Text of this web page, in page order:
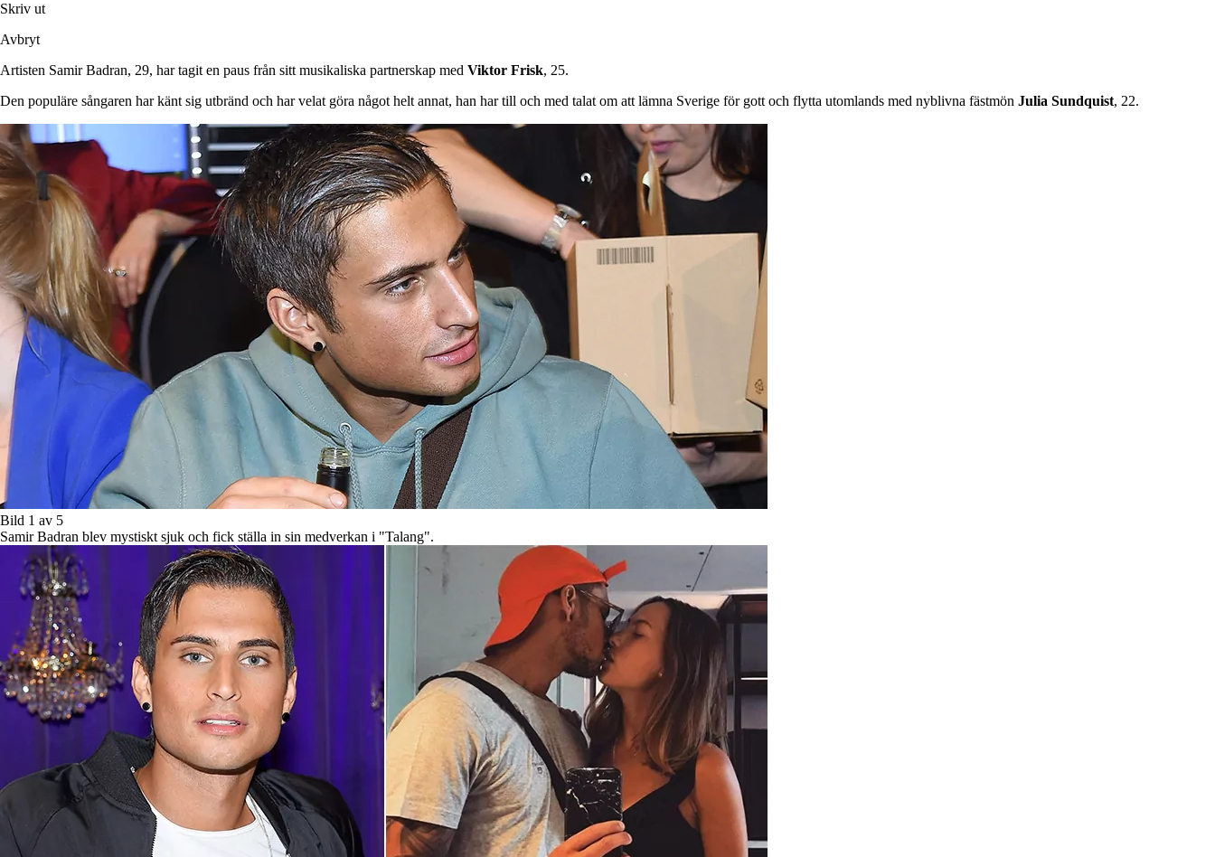
Skriv ut
Avbryt
Artisten Samir Badran, 29, har tagit en paus från sitt musikaliska partnerskap med Viktor Frisk, 25.
Den populäre sångaren har känt sig utbränd och har velat göra något helt annat, han har till och med talat om att lämna Sverige för gott och flytta utomlands med nyblivna fästmön Julia Sundquist, 22.
Bild 1 av 5
Samir Badran blev mystiskt sjuk och fick ställa in sin medverkan i "Talang".